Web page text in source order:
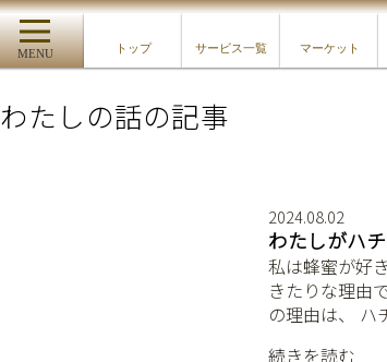
MENU トップ サービス一覧 マーケット
わたしの話の記事
2024.08.02
わたしがハ
私は蜂蜜が好
きたりな理由
の理由は、 ハ
続きを読む